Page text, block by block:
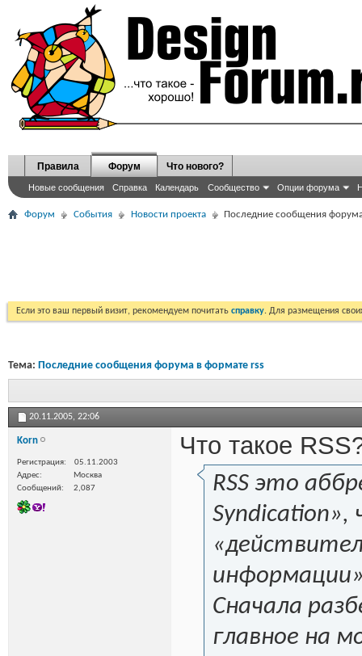
Правила Форум
Новые сообщения Справка Календарь Сообщество Опции форума
Что нового?
Форум События Новости проекта Последние сообщения
Если это ваш первый визит, рекомендуем почитать справку. Для размещения
Тема: Последние сообщения форума в формате rss
20.11.2005, 22:06
Korn
Регистрация
05.11.2003
Адрес
Москва
Сообщений
2,087
Что такое
RSS это
Syndication»,
Сначала
главное на